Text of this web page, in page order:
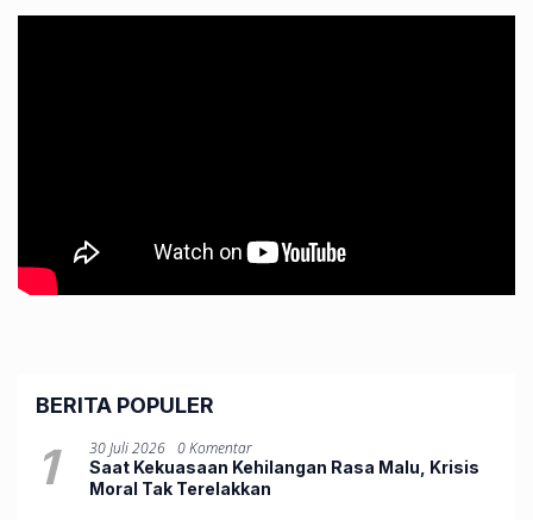
BERITA POPULER
1 30 Juli 2026 0 Komentar
Saat Kekuasaan Kehilangan Rasa Malu, Krisis
Moral Tak Terelakkan